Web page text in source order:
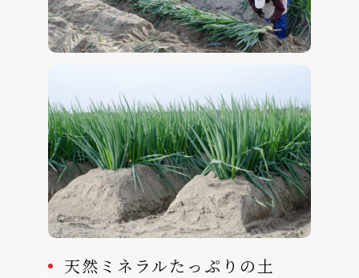
天然ミネラルたっぷりの土